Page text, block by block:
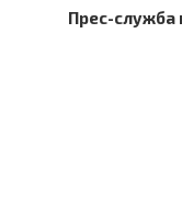
Прес-служба